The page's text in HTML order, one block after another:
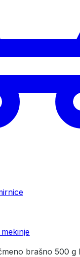
brašno 500 g